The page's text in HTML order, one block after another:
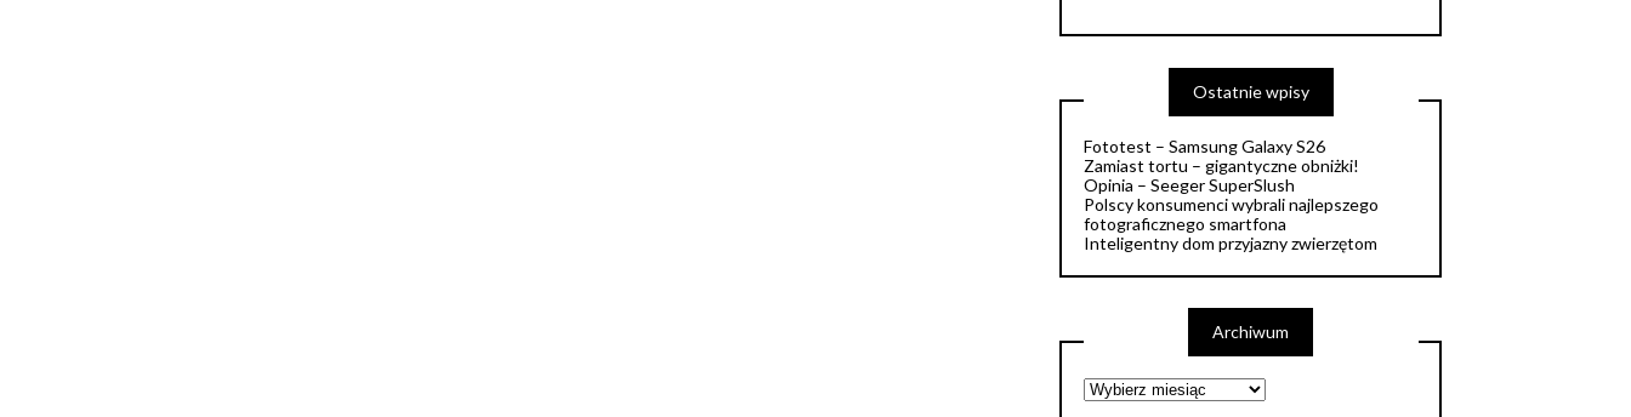
Ostatnie wpisy
Fototest – Samsung Galaxy S26
Zamiast tortu – gigantyczne obniżki!
Opinia – Seeger SuperSlush
Polscy konsumenci wybrali najlepszego
fotograficznego smartfona
Inteligentny dom przyjazny zwierzętom
Archiwum
Archiwum